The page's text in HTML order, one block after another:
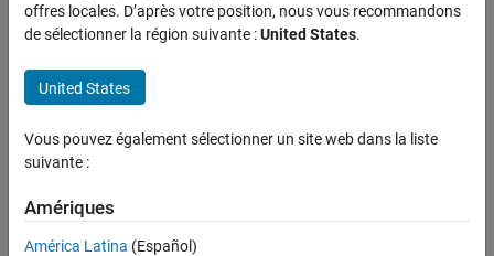
How useful was this information?
offres locales. D’après votre position, nous vous recommandons
de sélectionner la région suivante :United States.
United States
Vous pouvez également sélectionner un site web dans la liste
suivante :
Amériques
América Latina (Español)